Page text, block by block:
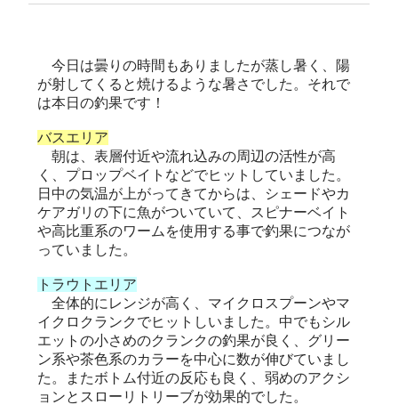
今日は曇りの時間もありましたが蒸し暑く、陽
が射してくると焼けるような暑さでした。それで
は本日の釣果です！
バスエリア
朝は、表層付近や流れ込みの周辺の活性が高
く、プロップベイトなどでヒットしていました。
日中の気温が上がってきてからは、シェードやカ
ケアガリの下に魚がついていて、スピナーベイト
や高比重系のワームを使用する事で釣果につなが
っていました。
トラウトエリア
全体的にレンジが高く、マイクロスプーンやマ
イクロクランクでヒットしいました。中でもシル
エットの小さめのクランクの釣果が良く、グリー
ン系や茶色系のカラーを中心に数が伸びていまし
た。またボトム付近の反応も良く、弱めのアクシ
ョンとスローリトリーブが効果的でした。